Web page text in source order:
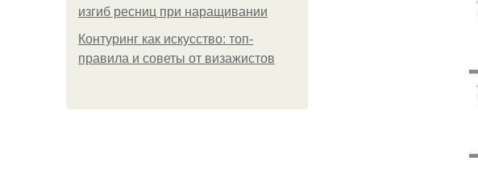
изгиб ресниц при наращивании
Контуринг как искусство: топ-
правила и советы от визажистов